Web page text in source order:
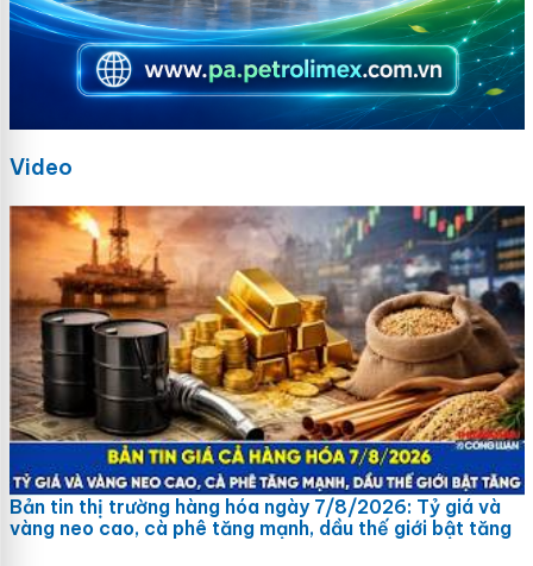
Video
Bản tin thị trường hàng hóa ngày 7/8/2026: Tỷ giá và
vàng neo cao, cà phê tăng mạnh, dầu thế giới bật tăng